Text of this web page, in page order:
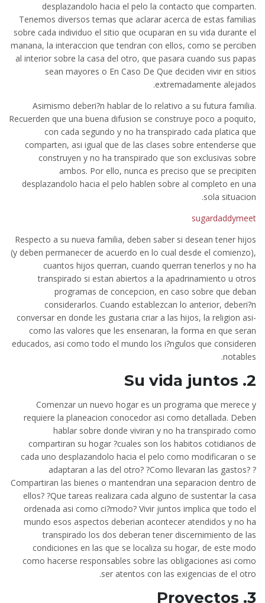
desplazandolo hacia el pelo la contacto que comparten.
Tenemos diversos temas que aclarar acerca de estas familias
sobre cada individuo el sitio que ocuparan en su vida durante el
manana, la interaccion que tendran con ellos, como se perciben
al interior sobre la casa del otro, que pasara cuando sus papas
sean mayores o En Caso De Que deciden vivir en sitios
extremadamente alejados.
Asimismo deberi?n hablar de lo relativo a su futura familia.
Recuerden que una buena difusion se construye poco a poquito,
con cada segundo y no ha transpirado cada platica que
comparten, asi igual que de las clases sobre entenderse que
construyen y no ha transpirado que son exclusivas sobre
ambos. Por ello, nunca es preciso que se precipiten
desplazandolo hacia el pelo hablen sobre al completo en una
sola situacion.
sugardaddymeet
Respecto a su nueva familia, deben saber si desean tener hijos
(y deben permanecer de acuerdo en lo cual desde el comienzo),
cuantos hijos querran, cuando querran tenerlos y no ha
transpirado si estan abiertos a la apadrinamiento u otros
programas de concepcion, en caso sobre que deban
considerarlos. Cuando establezcan lo anterior, deberi?n
conversar en donde les gustaria criar a las hijos, la religion asi­
como las valores que les ensenaran, la forma en que seran
educados, asi­ como todo el mundo los i?ngulos que consideren
notables.
2. Su vida juntos
Comenzar un nuevo hogar es un programa que merece y
requiere la planeacion conocedor asi­ como detallada. Deben
hablar sobre donde viviran y no ha transpirado como
compartiran su hogar ?cuales son los habitos cotidianos de
cada uno desplazandolo hacia el pelo como modificaran o se
adaptaran a las del otro? ?Como llevaran las gastos? ?
Compartiran las bienes o mantendran una separacion dentro de
ellos? ?Que tareas realizara cada alguno de sustentar la casa
ordenada asi­ como ci?modo? Vivir juntos implica que todo el
mundo esos aspectos deberi­an acontecer atendidos y no ha
transpirado los dos deberan tener discernimiento de las
condiciones en las que se localiza su hogar, de este modo
como hacerse responsables sobre las obligaciones asi­ como
ser atentos con las exigencias de el otro.
3. Proyectos